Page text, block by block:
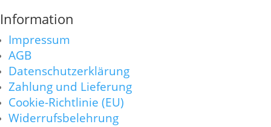
Information
Impressum
AGB
Datenschutzerklärung
Zahlung und Lieferung
Cookie-Richtlinie (EU)
Widerrufsbelehrung